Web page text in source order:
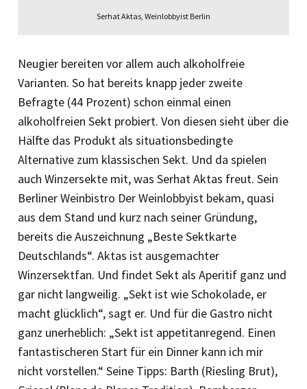
Serhat Aktas, Weinlobbyist Berlin
Neugier bereiten vor allem auch alkoholfreie
Varianten. So hat bereits knapp jeder zweite
Befragte (44 Prozent) schon einmal einen
alkoholfreien Sekt probiert. Von diesen sieht über die
Hälfte das Produkt als situationsbedingte
Alternative zum klassischen Sekt. Und da spielen
auch Winzersekte mit, was Serhat Aktas freut. Sein
Berliner Weinbistro Der Weinlobbyist bekam, quasi
aus dem Stand und kurz nach seiner Gründung,
bereits die Auszeichnung „Beste Sektkarte
Deutschlands“. Aktas ist ausgemachter
Winzersektfan. Und findet Sekt als Aperitif ganz und
gar nicht langweilig. „Sekt ist wie Schokolade, er
macht glücklich“, sagt er. Und für die Gastro nicht
ganz unerheblich: „Sekt ist appetitanregend. Einen
fantastischeren Start für ein Dinner kann ich mir
nicht vorstellen.“ Seine Tipps: Barth (Riesling Brut),